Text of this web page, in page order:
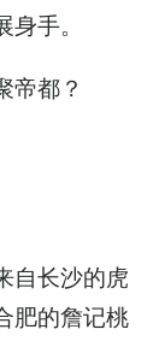
手。
帝都？
自长沙的虎
肥的詹记桃